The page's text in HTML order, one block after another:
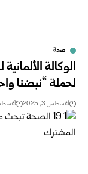
صحة
الوكالة
لحملة “نبضنا واحد 2” في مشفى دمشق-
أغسطس 3, 2025 أغسطس